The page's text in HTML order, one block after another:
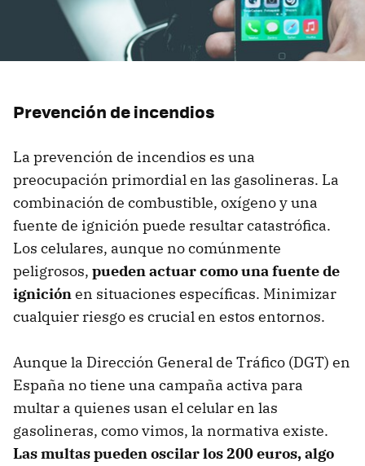
Prevención de incendios
La prevención de incendios es una
preocupación primordial en las gasolineras. La
combinación de combustible, oxígeno y una
fuente de ignición puede resultar catastrófica.
Los celulares, aunque no comúnmente
peligrosos, pueden actuar como una fuente de
igniciónen situaciones específicas. Minimizar
cualquier riesgo es crucial en estos entornos.
Aunque la Dirección General de Tráfico (DGT) en
España no tiene una campaña activa para
multar a quienes usan el celular en las
gasolineras, como vimos, la normativa existe.
Las multas pueden oscilar los 200 euros, algo